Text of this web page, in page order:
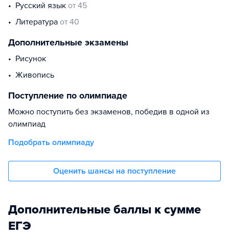
русский язык от 45
литература от 40
Дополнительные экзамены
Рисунок
Живопись
Поступление по олимпиаде
Можно поступить без экзаменов, победив в одной из
олимпиад
Подобрать олимпиаду
Оценить шансы на поступление
Дополнительные баллы к сумме
ЕГЭ